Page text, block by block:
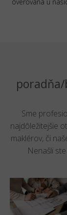
Sme
najdôležitejšie
maklérov, či
Nenašli